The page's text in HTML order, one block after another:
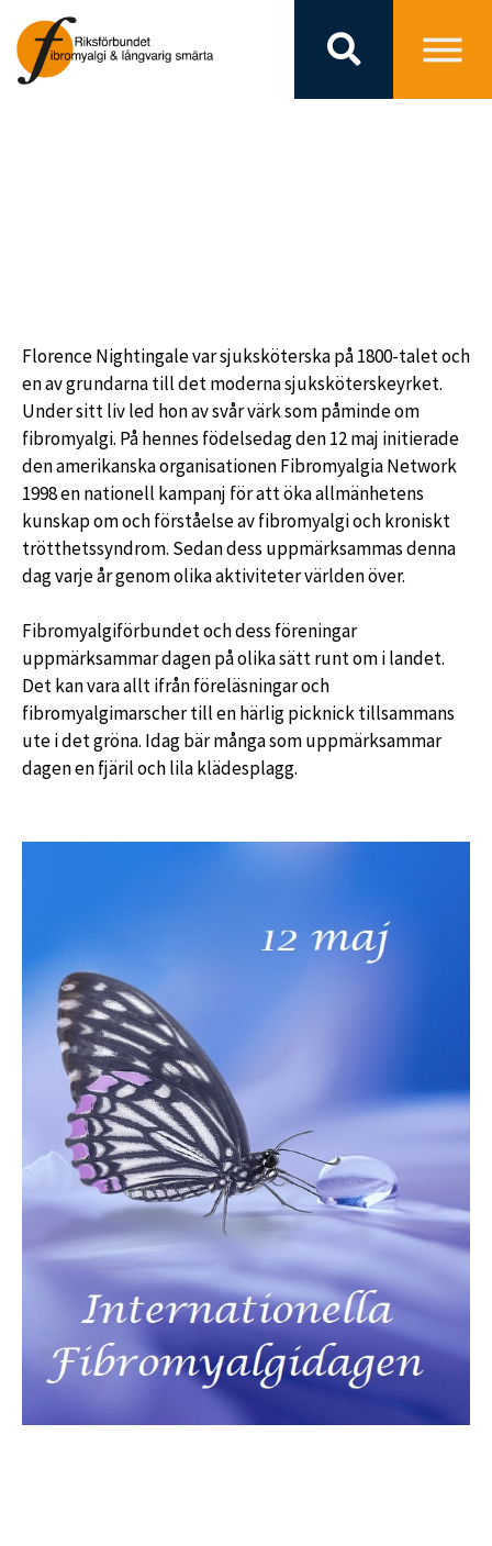
Florence Nightingale var sjuksköterska på 1800-talet och
en av grundarna till det moderna sjuksköterskeyrket.
Under sitt liv led hon av svår värk som påminde om
fibromyalgi. På hennes födelsedag den 12 maj initierade
den amerikanska organisationenFibromyalgia Network
1998 en nationell kampanj för att öka allmänhetens
kunskap om och förståelse av fibromyalgi och kroniskt
trötthetssyndrom. Sedan dess uppmärksammas denna
dag varje år genom olika aktiviteter världen över.
Fibromyalgiförbundet och dess föreningar
uppmärksammar dagen på olika sätt runt om i landet.
Det kan vara allt ifrån föreläsningar och
fibromyalgimarscher till en härlig picknick tillsammans
ute i det gröna. Idag bär många som uppmärksammar
dagen en fjäril och lila klädesplagg.